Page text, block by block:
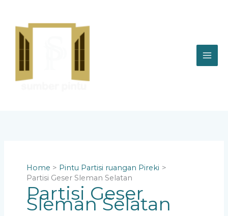
content
Home
Pintu Partisi ruangan Pireki
Partisi Geser Sleman Selatan
Partisi Geser
Sleman Selatan